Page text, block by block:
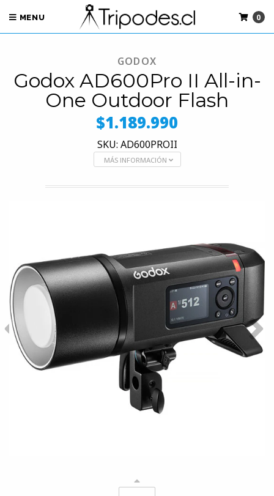
MENU 0
GODOX
Godox AD600Pro II All-in-
One Outdoor Flash
$1.189.990
SKU: AD600PROII
MÁS INFORMACIÓN